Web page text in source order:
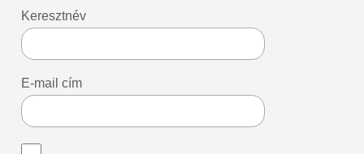
Keresztnév
E-mail cím